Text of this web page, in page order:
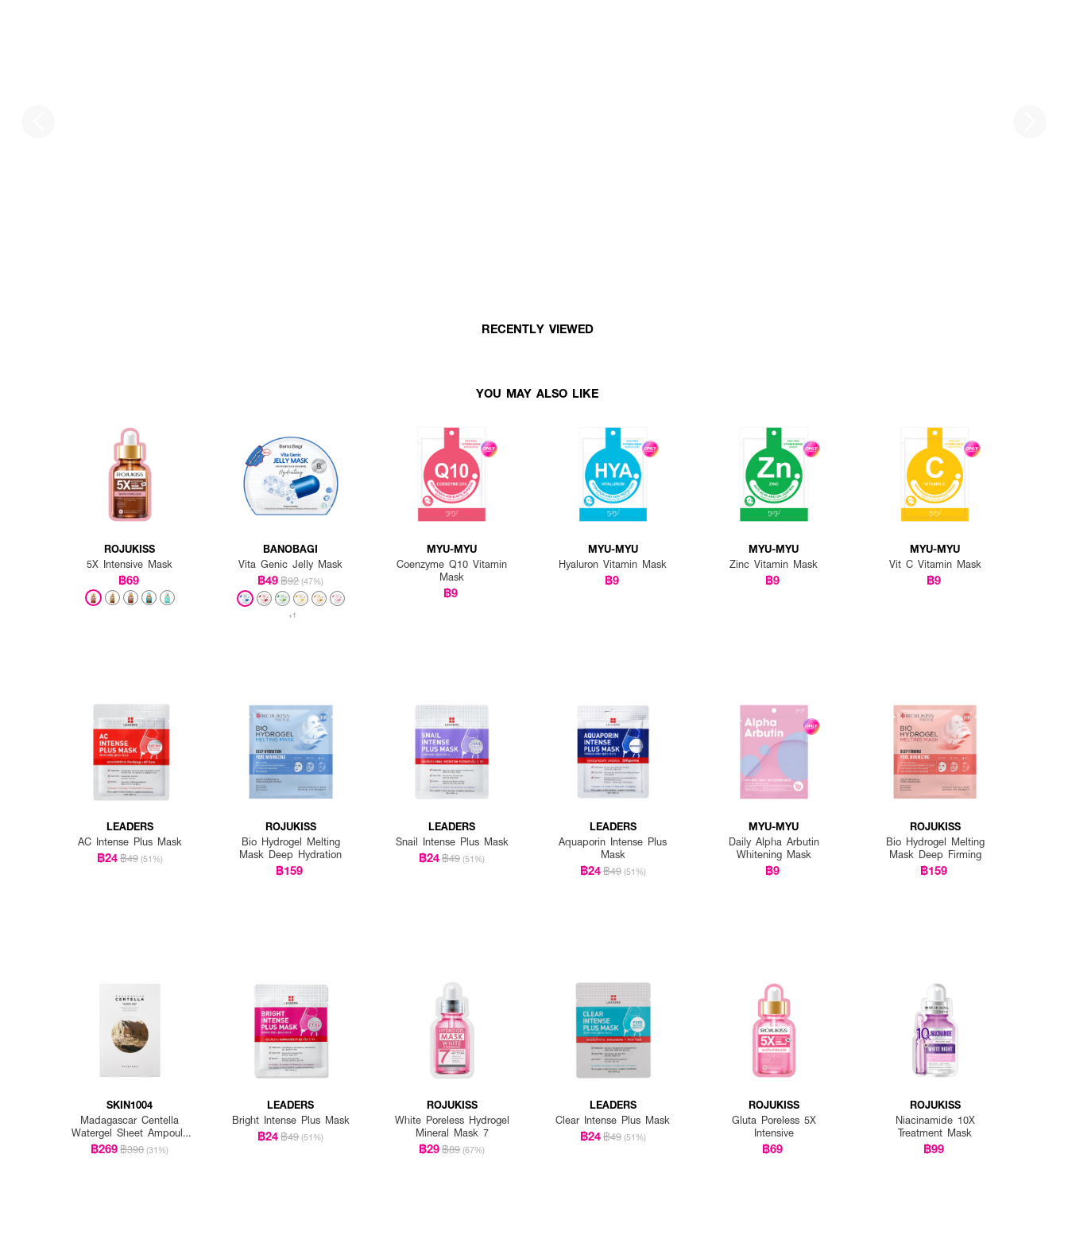
RECENTLY VIEWED
YOU MAY ALSO LIKE
ROJUKISS
5X Intensive Mask
฿69
BANOBAGI
Vita Genic Jelly Mask
฿49฿92 (47%)
+1
MYU-MYU
Coenzyme Q10 Vitamin
Mask
฿9
MYU-MYU
Hyaluron Vitamin Mask
฿9
MYU-MYU
Zinc Vitamin Mask
฿9
MYU-MYU
Vit C Vitamin Mask
฿9
LEADERS
AC Intense Plus Mask
฿24฿49 (51%)
ROJUKISS
Bio Hydrogel Melting
Mask Deep Hydration
฿159
LEADERS
Snail Intense Plus Mask
฿24฿49 (51%)
LEADERS
Aquaporin Intense Plus
Mask
฿24฿49 (51%)
MYU-MYU
Daily Alpha Arbutin
Whitening Mask
฿9
ROJUKISS
Bio Hydrogel Melting
Mask Deep Firming
฿159
SKIN1004
Madagascar Centella
Watergel Sheet Ampoule
Mask (25ml X 5pcs)
฿269฿390 (31%)
LEADERS
Bright Intense Plus Mask
฿24฿49 (51%)
ROJUKISS
White Poreless Hydrogel
Mineral Mask 7
฿29฿89 (67%)
LEADERS
Clear Intense Plus Mask
฿24฿49 (51%)
ROJUKISS
Gluta Poreless 5X
Intensive
฿69
ROJUKISS
Niacinamide 10X
Treatment Mask
฿99